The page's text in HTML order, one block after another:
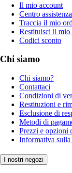
Il mio account
Centro assistenza
Traccia il mio
Restituisci il mio
Codici sconto
Chi siamo
Chi siamo?
Contattaci
Condizioni di
Restituzioni e
Esclusione di
Metodi di
Prezzi e opzioni
Informativa
I nostri negozi